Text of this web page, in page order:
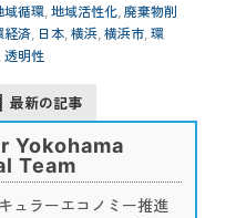
域循環, 地域活性化, 廃棄物削
経済, 日本, 横浜, 横浜市, 環
, 透明性
最新の記事
Yokohama
Team
ュラーエコノミー推進